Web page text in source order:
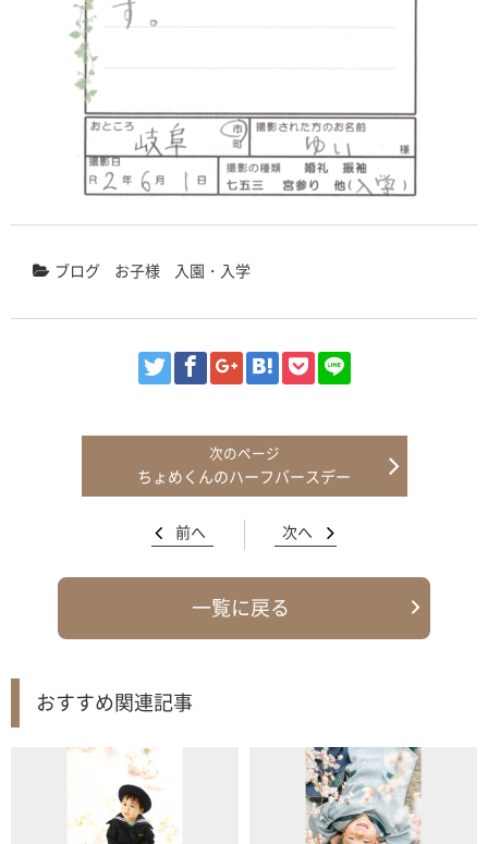
ブログ お子様 入園・入学
ちょめくんのハーフバースデー
前へ 次へ
一覧に戻る
おすすめ関連記事